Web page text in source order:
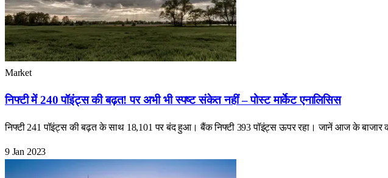
Market
निफ्टी में 240 पॉइंट्स की बढ़त! पर अभी भी स्पष्ट संकेत नहीं – पोस्ट मार्केट एनालिसिस
निफ्टी 241 पॉइंट्स की बढ़त के साथ 18,101 पर बंद हुआ। बैंक निफ्टी 393 पॉइंट्स ऊपर रहा। जानें आज के बाजार
9 Jan 2023